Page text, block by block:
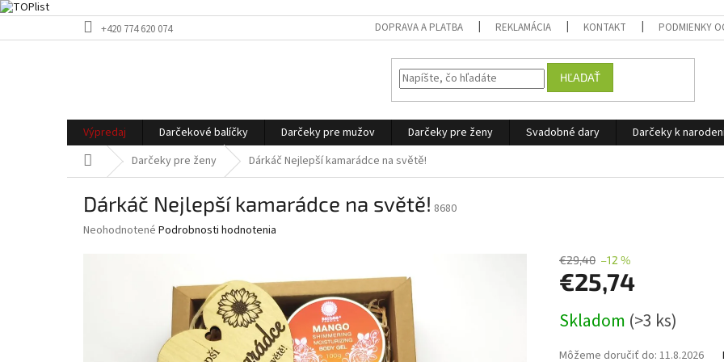
na
+420 774 620 074 DOPRAVA A PLATBA REKLAMÁCIA KONTAKT PODMIENKY
HĽADAŤ
Výpredaj Darčekové balíčky Darčeky pre mužov Darčeky pre ženy Svadobné dary Darčeky k
DomovDarčeky pre ženy Dárkáč Nejlepší kamarádce na světě!
Dárkáč Nejlepší kamarádce na světě! 8680
Priemerné
Neohodnotené Podrobnosti hodnotenia
€29,40 –12 %
€25,74
cena:
Skladom (>3 ks)
Môžeme doručiť do: 11.8.2026